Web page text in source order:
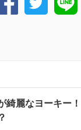
綺麗なヨーキー